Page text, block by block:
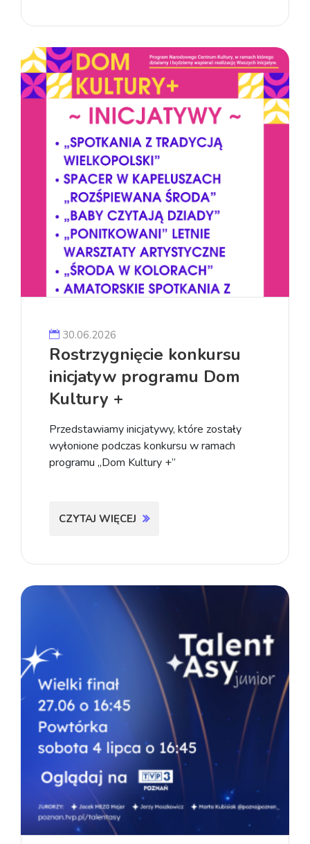
30.06.2026
Rostrzygnięcie konkursu
inicjatyw programu Dom
Kultury +
Przedstawiamy inicjatywy, które zostały
wyłonione podczas konkursu w ramach
programu „Dom Kultury +”
CZYTAJ WIĘCEJ